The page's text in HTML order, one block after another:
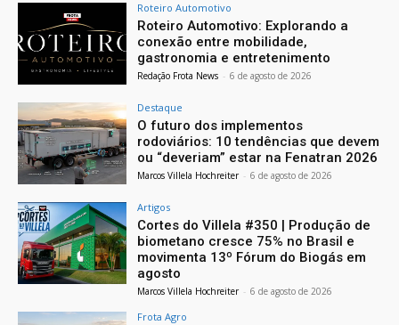
Roteiro Automotivo
Roteiro Automotivo: Explorando a
conexão entre mobilidade,
gastronomia e entretenimento
Redação Frota News - 6 de agosto de 2026
Destaque
O futuro dos implementos
rodoviários: 10 tendências que devem
ou “deveriam” estar na Fenatran 2026
Marcos Villela Hochreiter - 6 de agosto de 2026
Artigos
Cortes do Villela #350 | Produção de
biometano cresce 75% no Brasil e
movimenta 13º Fórum do Biogás em
agosto
Marcos Villela Hochreiter - 6 de agosto de 2026
Frota Agro